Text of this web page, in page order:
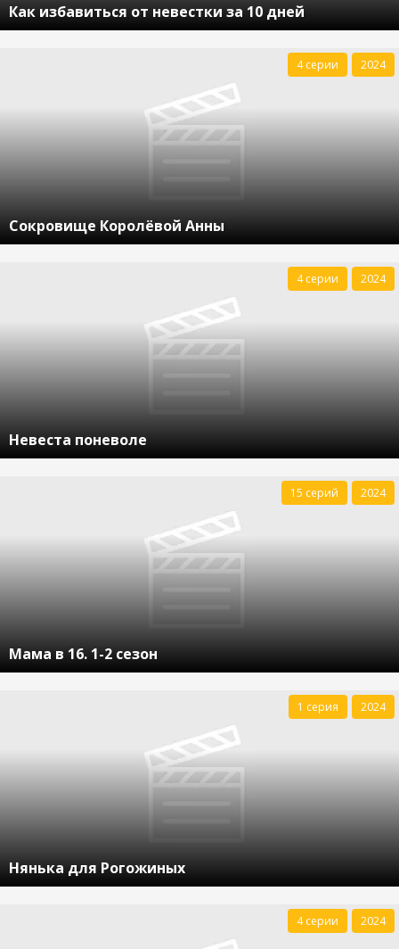
Как избавиться от невестки за 10 дней
Сокровище Королёвой Анны
4 серии 2024
Невеста поневоле
4 серии 2024
Мама в 16. 1-2 сезон
15 серий 2024
Нянька для Рогожиных
1 серия 2024
4 серии 2024